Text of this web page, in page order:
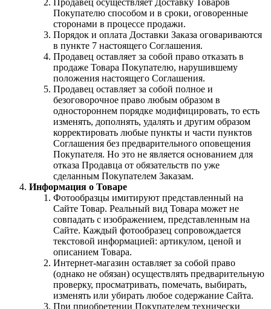
Покупателю способом и в сроки, оговоренные
сторонами в процессе продажи.
Порядок и оплата Доставки Заказа оговариваются
в пункте 7 настоящего Соглашения.
Продавец оставляет за собой право отказать в
продаже Товара Покупателю, нарушившему
положения настоящего Соглашения.
Продавец оставляет за собой полное и
безоговорочное право любым образом в
одностороннем порядке модифицировать, то есть
изменять, дополнять, удалять и другим образом
корректировать любые пункты и части пунктов
Соглашения без предварительного оповещения
Покупателя. Но это не является основанием для
отказа Продавца от обязательств по уже
сделанным Покупателем Заказам.
Информация о Товаре
Фотообразцы имитируют представленный на
Сайте Товар. Реальный вид Товара может не
совпадать с изображением, представленным на
Сайте. Каждый фотообразец сопровождается
текстовой информацией: артикулом, ценой и
описанием Товара.
Интернет-магазин оставляет за собой право
(однако не обязан) осуществлять предварительную
проверку, просматривать, помечать, выбирать,
изменять или убирать любое содержание Сайта.
При приобретении Покупателем технически